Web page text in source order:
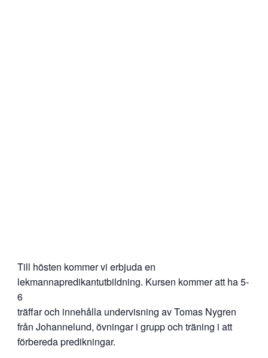
Till hösten kommer vi erbjuda en
lekmannapredikantutbildning. Kursen kommer att ha 5-
6
träffar och innehålla undervisning av Tomas Nygren
från Johannelund, övningar i grupp och träning i att
förbereda predikningar.